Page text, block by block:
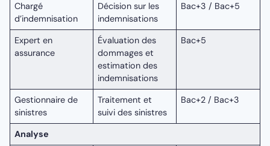
Chargé
d’indemnisation
Décision sur les
indemnisations
Bac+3 / Bac+5
Expert en
assurance
Évaluation des
dommages et
estimation des
indemnisations
Bac+5
Gestionnaire de
sinistres
Traitement et
suivi des sinistres
Bac+2 / Bac+3
Analyse